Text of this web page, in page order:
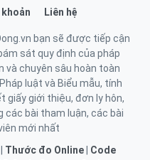
Liên hệ
bạn sẽ được tiếp cận
sát quy định của pháp
và chuyên sâu hoàn toàn
luật và Biểu mẫu, tính
giấy giới thiệu, đơn ly hôn,
các bài tham luận, các bài
mới nhất
Thước đo Online
Code